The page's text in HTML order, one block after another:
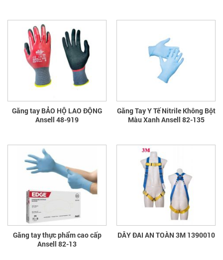
Găng tay BẢO HỘ LAO ĐỘNG
Ansell 48-919
Găng Tay Y Tế Nitrile Không Bột
Màu Xanh Ansell 82-135
Găng tay thực phẩm cao cấp
Ansell 82-13
DÂY ĐAI AN TOÀN 3M 1390010